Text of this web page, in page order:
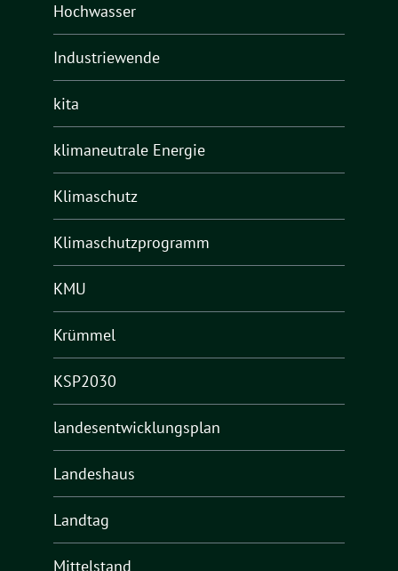
Hochwasser
Industriewende
kita
klimaneutrale Energie
Klimaschutz
Klimaschutzprogramm
KMU
Krümmel
KSP2030
landesentwicklungsplan
Landeshaus
Landtag
Mittelstand